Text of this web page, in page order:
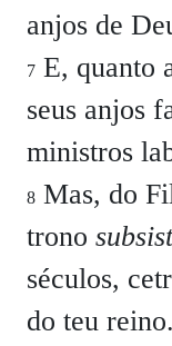
anjos de
7 E, quanto
seus anjos
ministros
8 Mas, do
trono
séculos,
do teu reino.